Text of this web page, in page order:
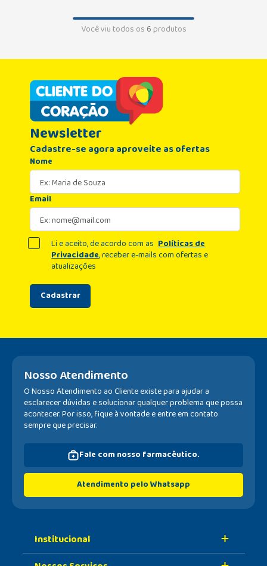
Você viu todos os 6produtos
Newsletter
Cadastre-se agora aproveite as ofertas
Nome
Email
Cadastrar
Li e aceito, de acordo com as Políticas de
Privacidade, receber e-mails com ofertas e
atualizações
Nosso Atendimento
O Nosso Atendimento ao Cliente existe para ajudar a
esclarecer dúvidas e solucionar qualquer problema que possa
acontecer. Por isso, fique à vontade e entre em contato
sempre que precisar.
Fale com nosso farmacêutico.
Atendimento pelo Whatsapp
Institucional